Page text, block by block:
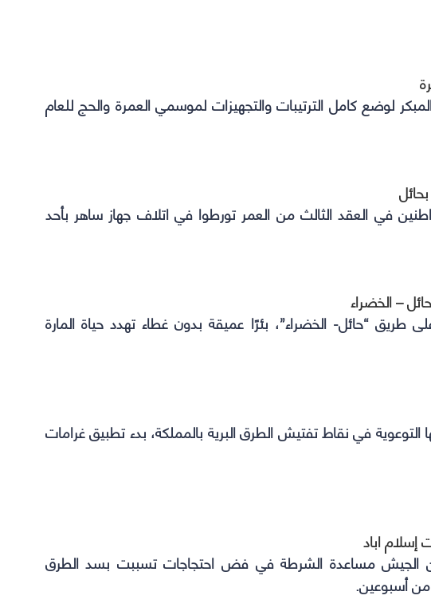
لوضع كامل الترتيبات والتجهيزات لموسمي العمرة والحج للعام
في العقد الثالث من العمر تورطوا في اتلاف جهاز ساهر بأحد
– الخضراء
“حائل- الخضراء”، بئرًا عميقة بدون غطاء تهدد حياة المارة
التوعوية في نقاط تفتيش الطرق البرية بالمملكة، بدء تطبيق غرامات
اباد
من الجيش مساعدة الشرطة في فض احتجاجات تسببت بسد الطرق
من أسبوعين.